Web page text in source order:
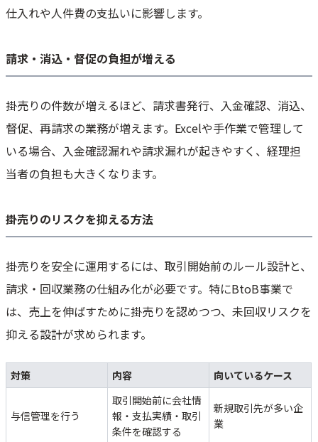
仕入れや人件費の支払いに影響します。
請求・消込・督促の負担が増える
掛売りの件数が増えるほど、請求書発行、入金確認、消込、
督促、再請求の業務が増えます。Excelや手作業で管理して
いる場合、入金確認漏れや請求漏れが起きやすく、経理担
当者の負担も大きくなります。
掛売りのリスクを抑える方法
掛売りを安全に運用するには、取引開始前のルール設計と、
請求・回収業務の仕組み化が必要です。特にBtoB事業で
は、売上を伸ばすために掛売りを認めつつ、未回収リスクを
抑える設計が求められます。
対策 内容 向いているケース
与信管理を行う
取引開始前に会社情
報・支払実績・取引
条件を確認する
新規取引先が多い企
業